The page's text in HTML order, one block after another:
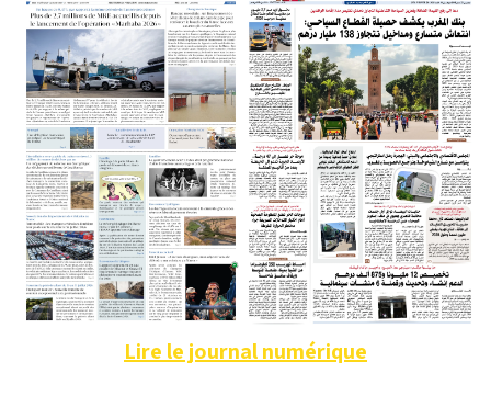
Lire le journal numérique